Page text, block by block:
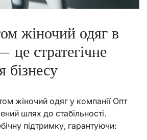
жіночий одяг в
стратегічне
бізнесу
жіночий одяг у компанії Опт
шлях до стабільності.
підтримку, гарантуючи: